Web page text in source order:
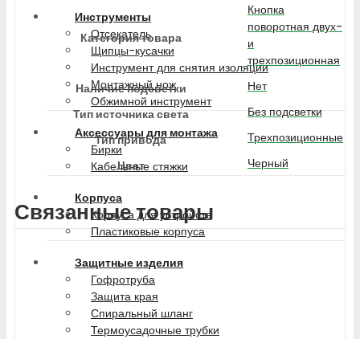
Инструменты
Отсекатель
Щипцы-кусачки
Инструмент для снятия изоляции
Монтажный нож
Обжимной инструмент
Аксессуары для монтажа
Бирки
Кабельные стяжки
Корпуса
Корпуса для устройств
Пластиковые корпуса
Защитные изделия
Гофротруба
Защита края
Спиральный шланг
Термоусадочные трубки
Категория товара
Кнопка
поворотная двух-
и
трехпозиционная
Наличие подсветки
Нет
Тип источника света
Без подсветки
Тип привода
Трехпозиционные
Цвет
Черный
Связанные товары